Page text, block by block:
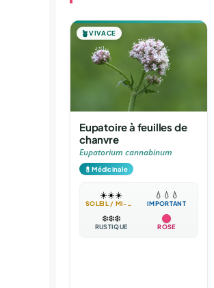
🪴VIVACE
Eupatoire à feuilles de
chanvre
Eupatorium cannabinum
💊Médicinale
☀️☀️☀️
SOLEIL / MI-OMBRE
💧 💧 💧
IMPORTANT
❄️❄️❄️
RUSTIQUE ROSE